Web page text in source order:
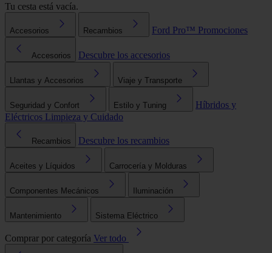
Tu cesta está vacía.
Accesorios Recambios Ford Pro™ Promociones
Accesorios Descubre los accesorios
Llantas y Accesorios Viaje y Transporte
Seguridad y Confort Estilo y Tuning
Híbridos y
Eléctricos Limpieza y Cuidado
Recambios Descubre los recambios
Aceites y Líquidos Carrocería y Molduras
Componentes Mecánicos Iluminación
Mantenimiento Sistema Eléctrico
Comprar por categoría Ver todo